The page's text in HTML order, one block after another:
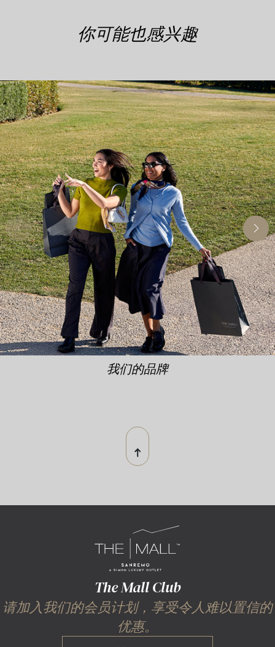
你可能也感兴趣
我们的品牌
The Mall Club
请加入我们的会员计划，享受令人难以置信的
优惠。